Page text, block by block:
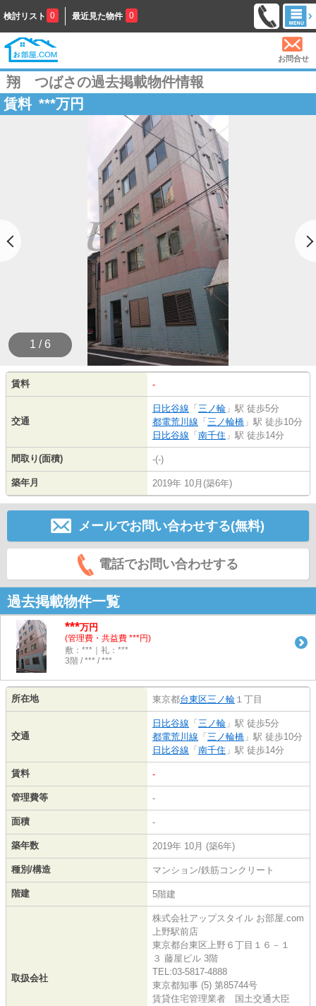
検討リスト 0 最近見た物件 0
お問合せ
翔 つばさの過去掲載物件情報
賃料 ***万円
1 / 6
賃料 -
交通
日比谷線 「 三ノ輪 」駅 徒歩5分
都電荒川線 「 三ノ輪橋 」駅 徒歩10分
日比谷線 「 南千住 」駅 徒歩14分
間取り(面積) -(-)
築年月 2019年 10月(築6年)
メールでお問い合わせする(無料)
電話でお問い合わせする
過去掲載物件一覧
***万円
(管理費・共益費 ***円)
敷：***｜礼：***
3階 / *** / ***
所在地 東京都台東区三ノ輪 １丁目
交通
日比谷線 「 三ノ輪 」駅 徒歩5分
都電荒川線 「 三ノ輪橋 」駅 徒歩10分
日比谷線 「 南千住 」駅 徒歩14分
賃料 -
管理費等 -
面積 -
築年数 2019年 10月 (築6年)
種別/構造 マンション/鉄筋コンクリート
階建 5階建
取扱会社
株式会社アップスタイル お部屋.com
上野駅前店
東京都台東区上野６丁目１６－１
３ 藤屋ビル 3階
TEL:03-5817-4888
東京都知事 (5) 第85744号
賃貸住宅管理業者 国土交通大臣